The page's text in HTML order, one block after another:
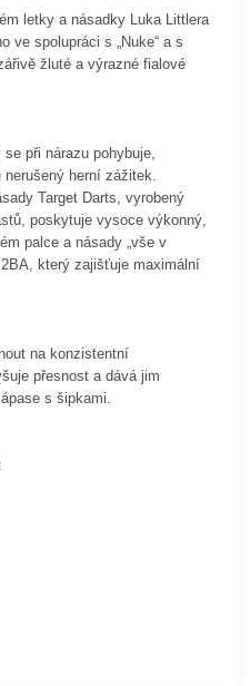
letky a násadky Luka Littlera
ve spolupráci s „Nuke“ a s
žluté a výrazné fialové
při nárazu pohybuje,
herní zážitek.
Target Darts, vyrobený
poskytuje vysoce výkonný,
palce a násady „vše v
který zajišťuje maximální
na konzistentní
přesnost a dává jim
s šipkami.